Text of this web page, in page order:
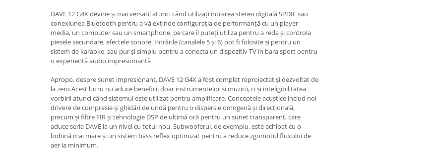
Accesorii mixere
Mixere analogice
Mixere digitale
Monitorizare In-Ear
Stative pentru Boxe
Stative pentru Microfoane
DAVE 12 G4X devine și mai versatil atunci când utilizați intrarea stereo digitală SPDIF sau
conexiunea Bluetooth pentru a vă extinde configurația de performanță cu un player
media, un computer sau un smartphone, pe care îl puteți utiliza pentru a reda și controla
piesele secundare, efectele sonore. Intrările (canalele 5 și 6) pot fi folosite și pentru un
sistem de karaoke, sau pur și simplu pentru a conecta un dispozitiv TV în bara sport pentru
o experiență audio impresionantă
Apropo, despre sunet impresionant, DAVE 12 G4X a fost complet reproiectat și dezvoltat de
la zero.Acest lucru nu aduce beneficii doar instrumentelor și muzicii, ci și inteligibilitatea
vorbirii atunci când sistemul este utilizat pentru amplificare. Conceptele acustice includ noi
drivere de compresie și ghidări de undă pentru o dispersie omogenă și direcțională,
precum și filtre FIR și tehnologie DSP de ultimă oră pentru un sunet transparent, care
aduce seria DAVE la un nivel cu totul nou. Subwooferul, de exemplu, este echipat cu o
bobină mai mare și un sistem bass reflex optimizat pentru a reduce zgomotul fluxului de
aer la minimum.